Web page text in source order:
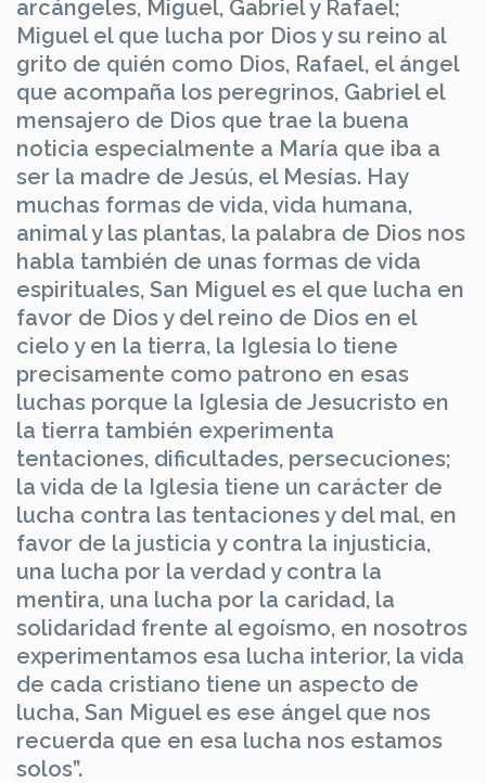
arcángeles, Miguel, Gabriel y Rafael;
Miguel el que lucha por Dios y su reino al
grito de quién como Dios, Rafael, el ángel
que acompaña los peregrinos, Gabriel el
mensajero de Dios que trae la buena
noticia especialmente a María que iba a
ser la madre de Jesús, el Mesías. Hay
muchas formas de vida, vida humana,
animal y las plantas, la palabra de Dios nos
habla también de unas formas de vida
espirituales, San Miguel es el que lucha en
favor de Dios y del reino de Dios en el
cielo y en la tierra, la Iglesia lo tiene
precisamente como patrono en esas
luchas porque la Iglesia de Jesucristo en
la tierra también experimenta
tentaciones, dificultades, persecuciones;
la vida de la Iglesia tiene un carácter de
lucha contra las tentaciones y del mal, en
favor de la justicia y contra la injusticia,
una lucha por la verdad y contra la
mentira, una lucha por la caridad, la
solidaridad frente al egoísmo, en nosotros
experimentamos esa lucha interior, la vida
de cada cristiano tiene un aspecto de
lucha, San Miguel es ese ángel que nos
recuerda que en esa lucha nos estamos
solos”.